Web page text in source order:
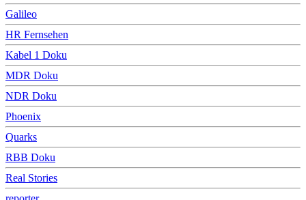
Galileo
HR Fernsehen
Kabel 1 Doku
MDR Doku
NDR Doku
Phoenix
Quarks
RBB Doku
Real Stories